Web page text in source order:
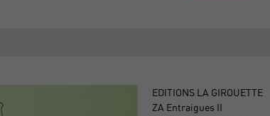
EDITIONS LA GIROUETTE
ZA Entraigues II